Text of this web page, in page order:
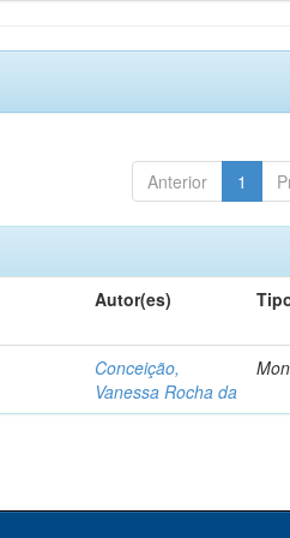
Anterior 1
Autor(es)
Conceição,
Vanessa Rocha da